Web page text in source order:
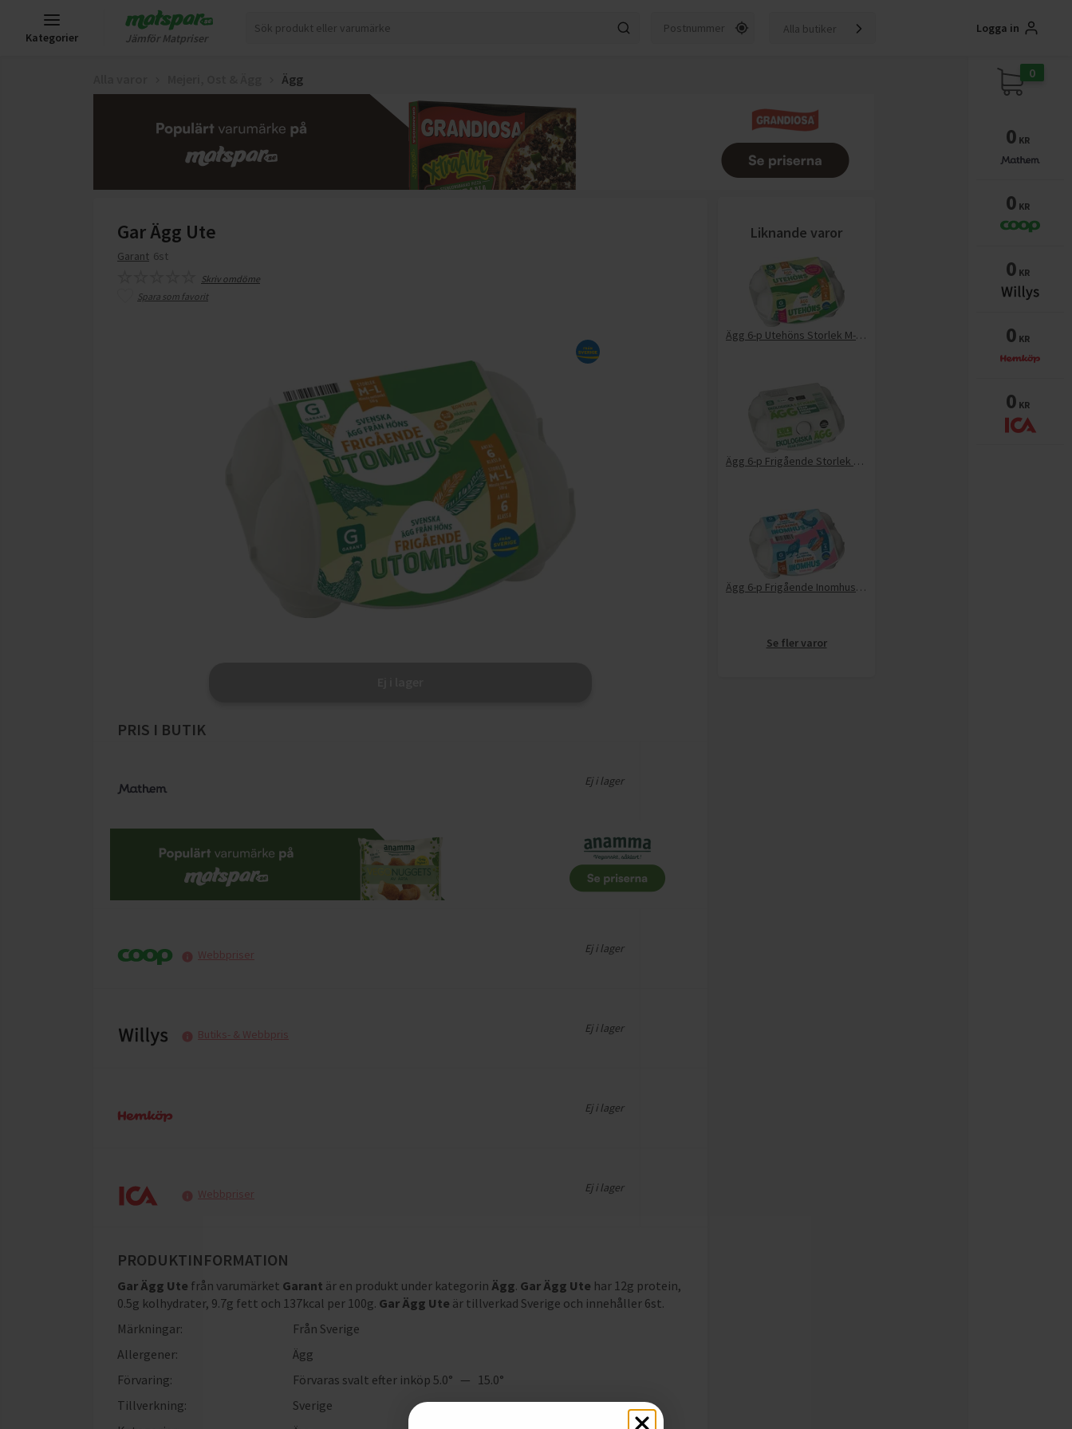
Kategorier Jämför Matpriser
Alla butiker Logga in
Ägg
Gar Ägg Ute
Garant 6st
Skriv omdöme
Spara som favorit
Liknande varor
Ägg 6-p Utehöns Storlek M-L Sojafritt Foder
Ägg 6-p Frigående Storlek L EKO KRAV
Ägg 6-p Frigående Inomhus Large/x-large
Se fler varor
PRIS I BUTIK
Ej i lager
Webbpriser Ej i lager
Butiks- & Webbpris Ej i lager
Ej i lager
Webbpriser Ej i lager
PRODUKTINFORMATION
Gar Ägg Ute från varumärket Garant är en produkt under kategorin Ägg. Gar Ägg Ute har 12g protein,
0.5g kolhydrater, 9.7g fett och 137kcal per 100g. Gar Ägg Ute är tillverkad Sverige och innehåller 6st.
Märkningar:
Från Sverige
Allergener:
Ägg
Förvaring:
Förvaras svalt efter inköp 5.0° — 15.0°
Tillverkning:
Sverige
0
0 KR
0 KR
0 KR
0 KR
0 KR